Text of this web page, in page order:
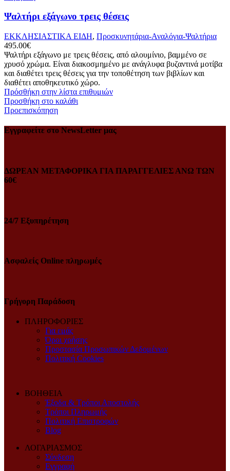
Ψαλτήρι εξάγωνο τρεις θέσεις
ΕΚΚΛΗΣΙΑΣΤΙΚΑ ΕΙΔΗ, Προσκυνητάρια-Αναλόγια-Ψαλτήρια
495.00€
Ψαλτήρι εξάγωνο με τρεις θέσεις, από αλουμίνιο, βαμμένο σε
χρυσό χρώμα. Είναι διακοσμημένο με ανάγλυφα βυζαντινά μοτίβα
και διαθέτει τρεις θέσεις για την τοποθέτηση των βιβλίων και
διαθέτει αποθηκευτικό χώρο.
Πρόσθήκη στην λίστα επιθυμιών
Προσθήκη στο καλάθι
Προεπισκόπηση
Εγγραφείτε στο NewsLetter μας
ΔΩΡΕΑΝ ΜΕΤΑΦΟΡΙΚΑ ΓΙΑ ΠΑΡΑΓΓΕΛΙΕΣ ΑΝΩ ΤΩΝ
60€
24/7 Εξυπηρέτηση
Ασφαλείς Online πληρωμές
Γρήγορη Παράδοση
ΠΛΗΡΟΦΟΡΙΕΣ
Για εμάς
Όροι χρήσης
Προστασία Προσωπικών Δεδομένων
Πολιτική Cookies
ΒΟΗΘΕΙΑ
Έξοδα & Τρόποι Αποστολής
Τρόποι Πληρωμής
Πολιτική Επιστροφών
Blog
ΛΟΓΑΡΙΑΣΜΟΣ
Σύνδεση
Εγγραφή